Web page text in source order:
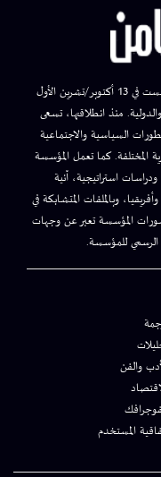
مؤسسة إعلامية وبحثية مستقلة ماليًا وإداريًا، تأسست في 13 أكتوبر/تشرين الأول
منذ انطلاقتها، تسعى
السياسية والاجتماعية
المختلفة. كما تعمل المؤسسة
استراتيجية، آنية
وبالملفات المتشابكة في
المؤسسة تعبر عن وجهات
الرسمي للمؤسسة.
والفن
المستخدم